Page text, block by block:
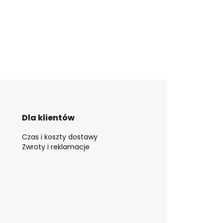
Dla klientów
Czas i koszty dostawy
Zwroty i reklamacje